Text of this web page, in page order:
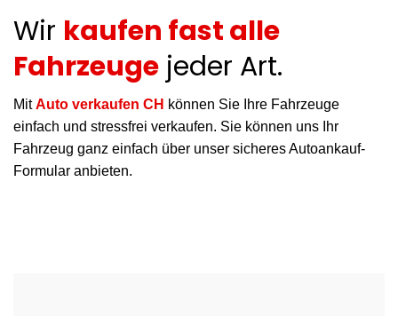
Wir kaufen fast alle
Fahrzeuge jeder Art.
MitAuto verkaufen CH können Sie Ihre Fahrzeuge
einfach und stressfrei verkaufen. Sie können uns Ihr
Fahrzeug ganz einfach über unser sicheres Autoankauf-
Formular anbieten.